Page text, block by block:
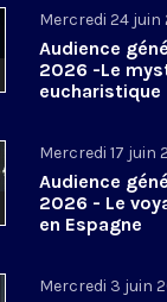
Mercredi 24 juin
Audience
2026 -Le
eucharistique
Mercredi 17 juin
Audience
2026 - Le
en Espagne
Mercredi 3 juin